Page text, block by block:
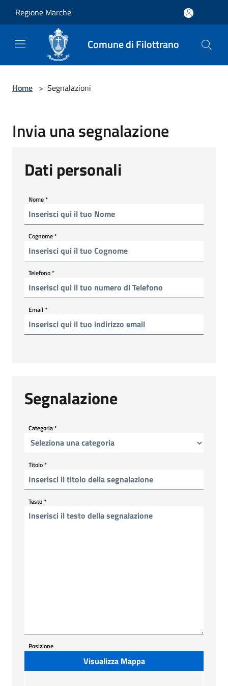
Regione Marche
Comune di Filottrano
Home > Segnalazioni
Invia una segnalazione
Dati personali
Nome*
Cognome*
Telefono*
Email*
Segnalazione
Categoria*
Titolo*
Testo*
Posizione
Visualizza Mappa